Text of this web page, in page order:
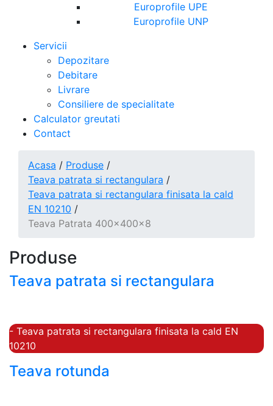
Europrofile UPE
Europrofile UNP
Servicii
Depozitare
Debitare
Livrare
Consiliere de specialitate
Calculator greutati
Contact
Acasa / Produse /
Teava patrata si rectangulara /
Teava patrata si rectangulara finisata la cald
EN 10210 /
Teava Patrata 400x400x8
Produse
Teava patrata si rectangulara
- Teava patrata si rectangulara finisata la cald EN
10210
Teava rotunda